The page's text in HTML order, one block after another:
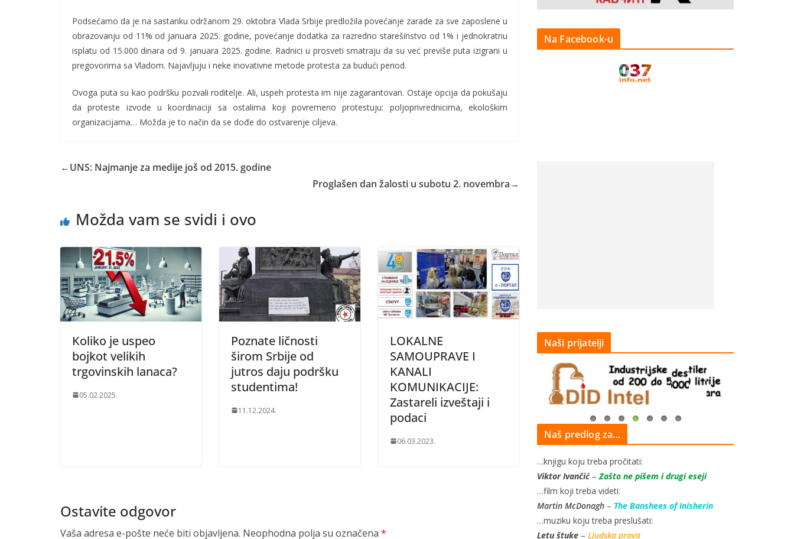
Podsećamo da je na sastanku održanom 29. oktobra Vlada Srbije predložila povećanje zarade za sve zaposlene u
obrazovanju od 11% od januara 2025. godine, povećanje dodatka za razredno starešinstvo od 1% i jednokratnu
isplatu od 15.000 dinara od 9. januara 2025. godine. Radnici u prosveti smatraju da su već previše puta izigrani u
pregovorima sa Vladom. Najavljuju i neke inovativne metode protesta za budući period.
Ovoga puta su kao podršku pozvali roditelje. Ali, uspeh protesta im nije zagarantovan. Ostaje opcija da pokušaju
da proteste izvode u koordinaciji sa ostalima koji povremeno protestuju: poljoprivrednicima, ekološkim
organizacijama… Možda je to način da se dođe do ostvarenje ciljeva.
←UNS: Najmanje za medije još od 2015. godine
Proglašen dan žalosti u subotu 2. novembra→
Možda vam se svidi i ovo
Koliko je uspeo
bojkot velikih
trgovinskih lanaca?
05.02.2025.
Poznate ličnosti
širom Srbije od
jutros daju podršku
studentima!
11.12.2024.
LOKALNE
SAMOUPRAVE I
KANALI
KOMUNIKACIJE:
Zastareli izveštaji i
podaci
06.03.2023.
Ostavite odgovor
Vaša adresa e-pošte neće biti objavljena. Neophodna polja su označena *
Na Facebook-u
Naši prijatelji
Naš predlog za…
…knjigu koju treba pročitati:
Viktor Ivančić– Zašto ne pišem i drugi eseji
…film koji treba videti:
Martin McDonagh – The Banshees of Inisherin
…muziku koju treba preslušati:
Letu štuke – Ljudska prava